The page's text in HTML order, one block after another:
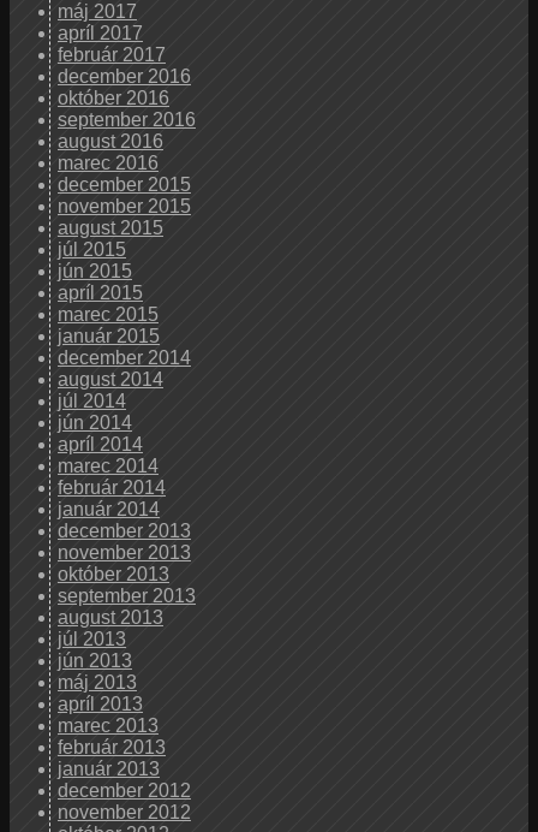
máj 2017
apríl 2017
február 2017
december 2016
október 2016
september 2016
august 2016
marec 2016
december 2015
november 2015
august 2015
júl 2015
jún 2015
apríl 2015
marec 2015
január 2015
december 2014
august 2014
júl 2014
jún 2014
apríl 2014
marec 2014
február 2014
január 2014
december 2013
november 2013
október 2013
september 2013
august 2013
júl 2013
jún 2013
máj 2013
apríl 2013
marec 2013
február 2013
január 2013
december 2012
november 2012